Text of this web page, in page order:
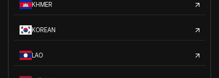
KHMER
KOREAN
LAO